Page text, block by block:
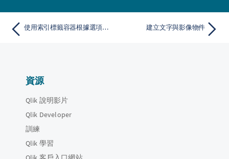
使用索引標籤容器根據選項顯示不同圖表 建立文字與影像物件
資源
Qlik 說明影片
Qlik Developer
訓練
Qlik 學習